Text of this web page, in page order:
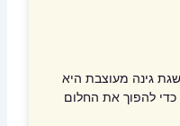
גינה מעוצבת היא
להפוך את החלום